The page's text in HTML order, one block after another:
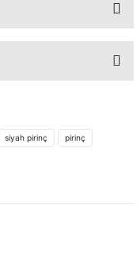
siyah pirinç pirinç